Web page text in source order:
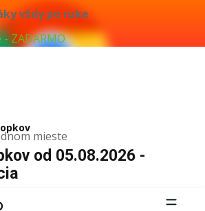
vždy po ruke
ZADARMO
mieste
od 05.08.2026 -